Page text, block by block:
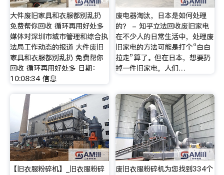
大件废旧家具和衣服都别乱扔
免费帮你回收 循环再用好处多
媒体对深圳市城市管理和综合执
法局工作动态的报道 大件废旧
家具和衣服都别乱扔 免费帮你
回收 循环再用好处多 日期：
10:08:34 信息
废电器淘汰，日本是如何处理
的？ - 知乎立法回收废旧家电
在不少人的日常生活中，处理废
旧家电的方法可能是打个“白白
拉走”算了。但在日本，想要扔
掉一件旧家电，人们…
【旧衣服粉碎机】_旧衣服粉碎
废旧衣服粉碎机为您找到334个